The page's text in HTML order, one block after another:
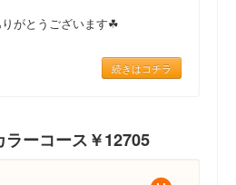
がとうございます☘
続きはコチラ
ーコース￥12705